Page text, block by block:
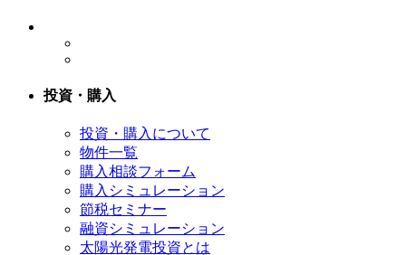
投資・購入
投資・購入について
物件一覧
購入相談フォーム
購入シミュレーション
節税セミナー
融資シミュレーション
太陽光発電投資とは